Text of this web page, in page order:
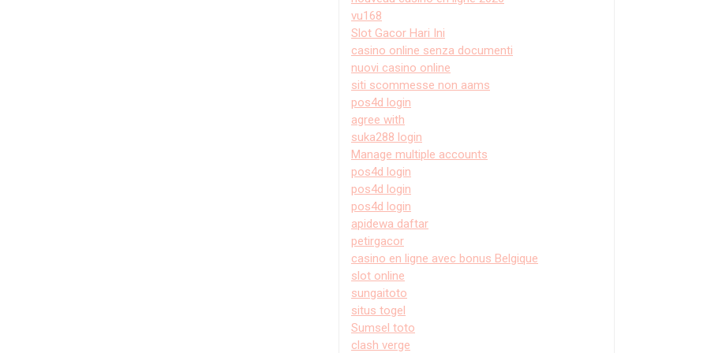
vu168
Slot Gacor Hari Ini
casino online senza documenti
nuovi casino online
siti scommesse non aams
pos4d login
agree with
suka288 login
Manage multiple accounts
pos4d login
pos4d login
pos4d login
apidewa daftar
petirgacor
casino en ligne avec bonus Belgique
slot online
sungaitoto
situs togel
Sumsel toto
clash verge